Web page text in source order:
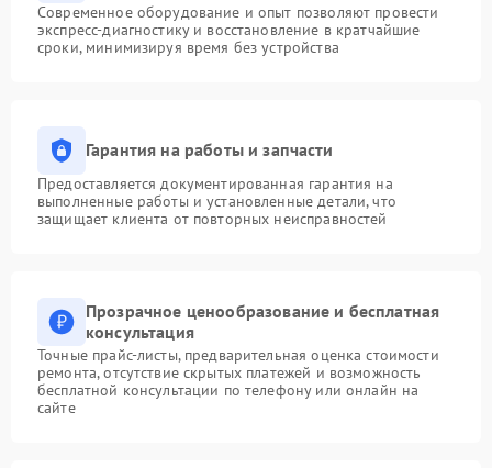
Современное оборудование и опыт позволяют провести
экспресс-диагностику и восстановление в кратчайшие
сроки, минимизируя время без устройства
Гарантия на работы и запчасти
Предоставляется документированная гарантия на
выполненные работы и установленные детали, что
защищает клиента от повторных неисправностей
Прозрачное ценообразование и бесплатная
консультация
Точные прайс-листы, предварительная оценка стоимости
ремонта, отсутствие скрытых платежей и возможность
бесплатной консультации по телефону или онлайн на
сайте